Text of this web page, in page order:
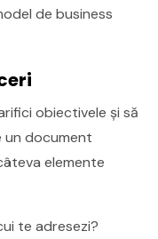
de business
obiectivele și să
un document
elemente
te adresezi?